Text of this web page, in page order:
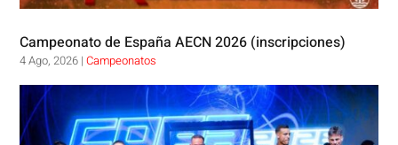
Campeonato de España AECN 2026 (inscripciones)
4 Ago, 2026 |Campeonatos